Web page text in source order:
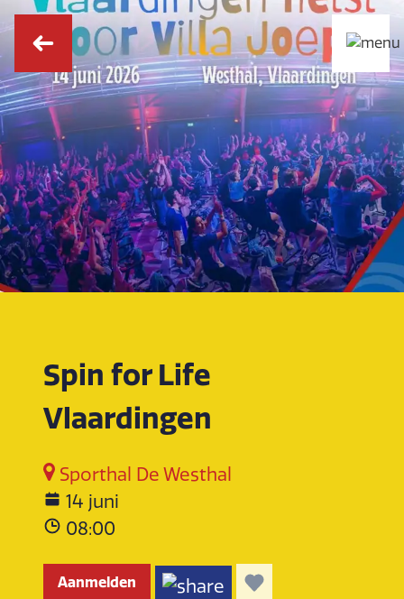
Spin for Life
Vlaardingen
Sporthal De Westhal
14 juni
08:00
Aanmelden